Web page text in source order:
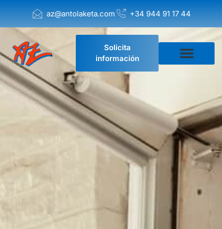
az@antolaketa.com +34 944 91 17 44
Solicita
información